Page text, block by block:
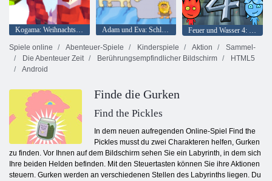
Kogama: Weihnachtsparkour Adam und Eva: Schlafwandler
Feuer und Wasser 4: Kristalltempel
Spiele online
Abenteuer-Spiele Kinderspiele Aktion
Sammel-
Die Abenteuer Zeit
Berührungsempfindlicher Bildschirm
HTML5
Android
Finde die Gurken
Find the Pickles
In dem neuen aufregenden Online-Spiel Find the
Pickles musst du zwei Charakteren helfen, Gurken
zu finden. Vor Ihnen auf dem Bildschirm sehen Sie ein Labyrinth, in dem sich
Ihre beiden Helden befinden. Mit den Steuertasten können Sie ihre Aktionen
steuern. Gurken werden an verschiedenen Stellen des Labyrinths liegen. Du